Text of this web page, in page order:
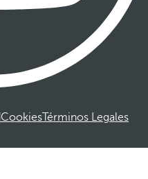
CookiesTérminos Legales